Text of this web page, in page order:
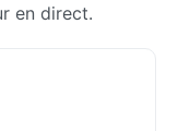
en direct.